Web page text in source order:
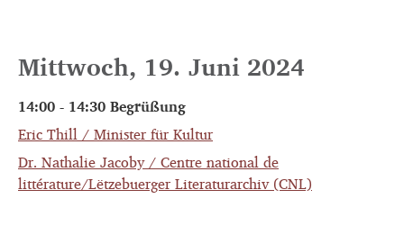
Mittwoch, 19. Juni 2024
14:00 - 14:30 Begrüßung
Eric Thill / Minister für Kultur
Dr. Nathalie Jacoby / Centre national de
littérature/Lëtzebuerger Literaturarchiv (CNL)